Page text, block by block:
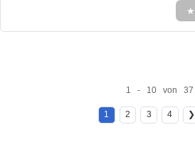
★
1 - 10 von 37
1 2 3 4 ❯